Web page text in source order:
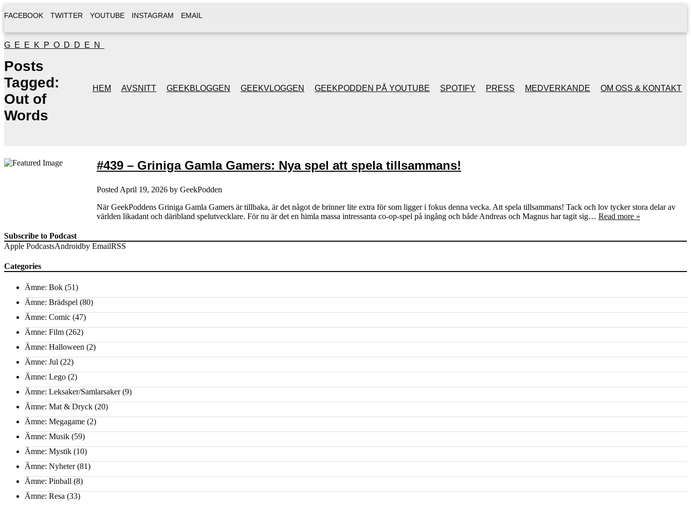
FACEBOOK TWITTER YOUTUBE INSTAGRAM EMAIL
GEEKPODDEN
HEM AVSNITT GEEKBLOGGEN GEEKVLOGGEN GEEKPODDEN PÅ YOUTUBE
& FILIPH
GEEKPODDENS
JULSPECIALER 2013
SPOTIFY PRESS MEDVERKANDE OM OSS & KONTAKT
Posts
Tagged:
Out of
Words
#439 – Griniga Gamla Gamers: Nya spel att spela tillsammans!
Posted April 19, 2026 by GeekPodden
När GeekPoddens Griniga Gamla Gamers är tillbaka, är det något de brinner lite extra för som ligger i fokus denna vecka. Att spela tillsammans! Tack och lov tycker stora delar av
världen likadant och däribland spelutvecklare. För nu är det en himla massa intressanta co-op-spel på ingång och både Andreas och Magnus har tagit sig… Read more »
Subscribe to Podcast
Apple PodcastsAndroidby EmailRSS
Categories
Ämne: Bok (51)
Ämne: Brädspel (80)
Ämne: Comic (47)
Ämne: Film (262)
Ämne: Halloween (2)
Ämne: Jul (22)
Ämne: Lego (2)
Ämne: Leksaker/Samlarsaker(9)
Ämne: Mat & Dryck (20)
Ämne: Megagame (2)
Ämne: Musik (59)
Ämne: Mystik (10)
Ämne: Nyheter(81)
Ämne: Pinball (8)
Ämne: Resa (33)